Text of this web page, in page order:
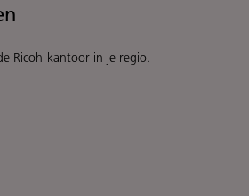
Ricoh-kantoor in je regio.